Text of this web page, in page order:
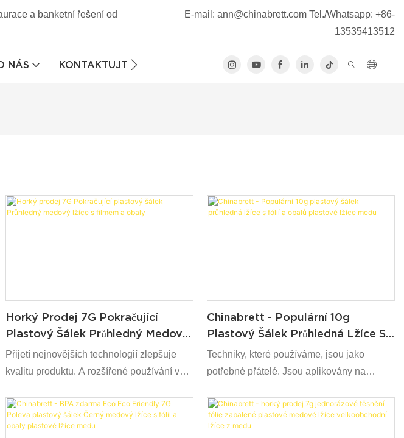
a banketní řešení od
E-mail: ann@chinabrett.com Tel./Whatsapp: +86-
13535413512
NÁS KONTAKTUJTE NÁS
Horký Prodej 7G Pokračující
Plastový Šálek Průhledný Medový
Lžíce S Filmem A Obaly
Přijetí nejnovějších technologií zlepšuje
kvalitu produktu. A rozšířené používání v
pohár Transparentní medová lžíce s
fóliovým filmem a obaly jí pomáhá získat
Chinabrett - Populární 10g
Plastový Šálek Průhledná Lžíce S
Fólií A Obalů Plastové Lžíce Medu
Techniky, které používáme, jsou jako
potřebné přátelé. Jsou aplikovány na
Populární 10g plastový pohár průhledná
medová lžíce s fóliovým filmem a obaly je